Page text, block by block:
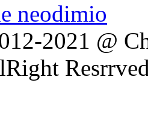
neodimio
2021 @